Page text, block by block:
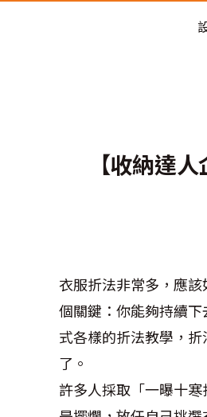
【收納達
衣服折法非常多，應
個關鍵：你能夠持續
式各樣的折法教學，
了。
許多人採取「一曝十